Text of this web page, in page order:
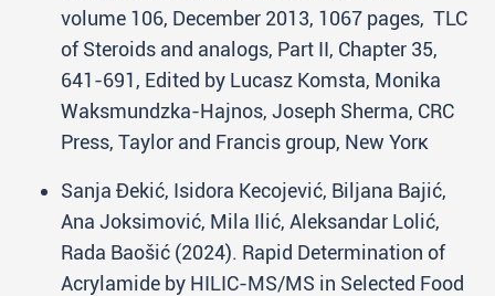
volume 106, December 2013, 1067 pages, TLC
of Steroids and analogs, Part II, Chapter 35,
641-691, Edited by Lucasz Komsta, Monika
Waksmundzka-Hajnos, Joseph Sherma, CRC
Press, Taylor and Francis group, New Yorк
Sanja Đekić, Isidora Kecojević, Biljana Bajić,
Ana Joksimović, Mila Ilić, Aleksandar Lolić,
Rada Baošić (2024). Rapid Determination of
Acrylamide by HILIC-MS/MS in Selected Food